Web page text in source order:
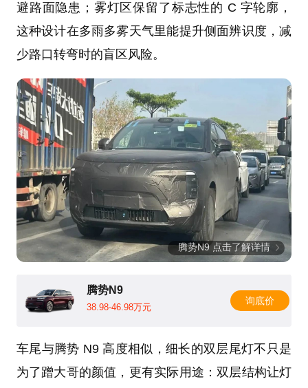
避路面隐患；雾灯区保留了标志性的 C 字轮廓，
这种设计在多雨多雾天气里能提升侧面辨识度，减
少路口转弯时的盲区风险。
腾势N9 点击了解详情
腾势N9
38.98-46.98万元
询底价
车尾与腾势 N9 高度相似，细长的双层尾灯不只是
为了蹭大哥的颜值，更有实际用途：双层结构让灯